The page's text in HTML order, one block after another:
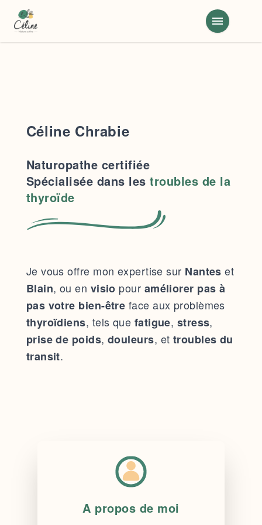
menu
Céline Chrabie
Naturopathe certifiée
Spécialisée dans lestroubles de la
thyroïde
Je vous offre mon expertise sur Nantes et
Blain, ou en visio pour améliorer pas à
pas votre bien-être face aux problèmes
thyroïdiens, tels que fatigue, stress,
prise de poids,douleurs, et troubles du
transit.
A propos de moi